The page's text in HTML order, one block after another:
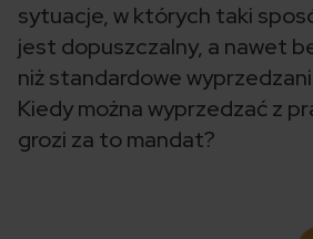
sytuacje, w których taki
jest dopuszczalny, a nawet
niż standardowe
Kiedy można wyprzedzać z
grozi za to mandat?